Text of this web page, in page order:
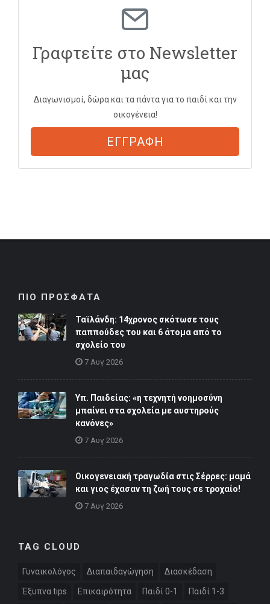
Γραφτείτε στο Newsletter
μας
Διαγωνισμοί, δώρα και τα πάντα για το παιδί και την
οικογένεια!
ΕΓΓΡΑΦΗ
ΠΙΟ ΠΡΟΣΦΑΤΑ
Ταϊλάνδη: 14χρονος σκότωσε τους
παππούδες του και 6 άτομα από το
σχολείο του
7 Αυγ 2026
Υπ. Παιδείας: «η τεχνητή νοημοσύνη
μπαίνει στα σχολεία με αυστηρούς
κανόνες»
7 Αυγ 2026
Οικογενειακή τραγωδία στις Σέρρες: μαμά
και γιος έχασαν τη ζωή τους σε τροχαίο!
7 Αυγ 2026
TAG CLOUD
Γυναικολόγος Διαπαιδαγώγηση Διασκέδαση
Έξυπνα tips Επικαιρότητα Παιδί 0-1 Παιδί 1-3